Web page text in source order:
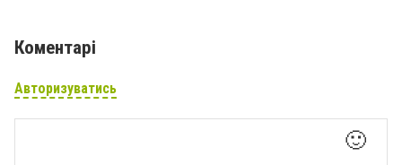
Коментарі
Авторизуватись
🙂